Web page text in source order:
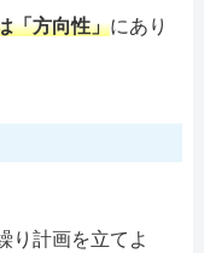
「方向性」にあり
り計画を立てよ